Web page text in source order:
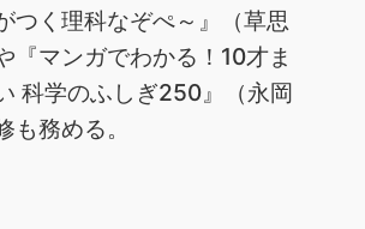
つく理科なぞぺ～』（草思
『マンガでわかる！10才ま
科学のふしぎ250』（永岡
も務める。